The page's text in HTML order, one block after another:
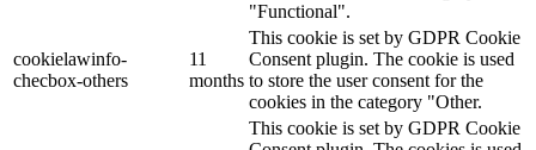
"Functional".
cookielawinfo-
checbox-others
11
months
This cookie is set by GDPR Cookie
Consent plugin. The cookie is used
to store the user consent for the
cookies in the category "Other.
This cookie is set by GDPR Cookie